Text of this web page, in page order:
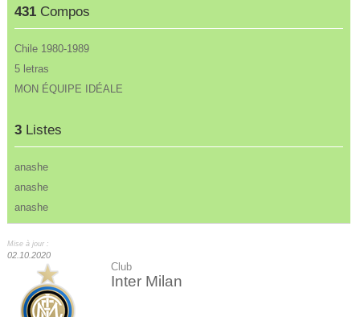
431 Compos
Chile 1980-1989
5 letras
MON ÉQUIPE IDÉALE
3 Listes
anashe
anashe
anashe
Mise à jour :
02.10.2020
Club
Inter Milan